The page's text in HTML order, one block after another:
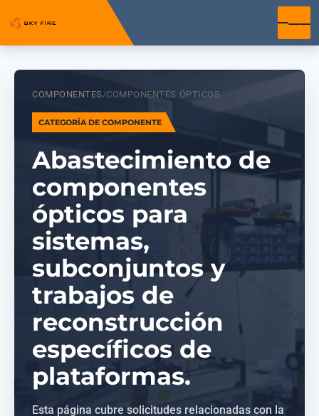
COMPONENTES /COMPONENTES ÓPTICOS
CATEGORÍA DE COMPONENTE
Abastecimiento de
componentes
ópticos para
sistemas,
subconjuntos y
trabajos de
reconstrucción
específicos de
plataformas.
Esta página cubre solicitudes relacionadas con la